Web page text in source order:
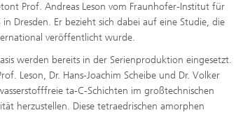
Prof. Andreas Leson vom Fraunhofer-Institut für
Dresden. Er bezieht sich dabei auf eine Studie, die
veröffentlicht wurde.
werden bereits in der Serienproduktion eingesetzt.
Leson, Dr. Hans-Joachim Scheibe und Dr. Volker
ta-C-Schichten im großtechnischen
herzustellen. Diese tetraedrischen amorphen